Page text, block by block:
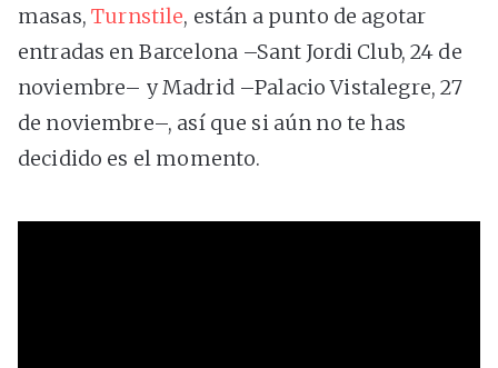
masas,Turnstile, están a punto de agotar
entradas en Barcelona –Sant Jordi Club, 24 de
noviembre– y Madrid –Palacio Vistalegre, 27
de noviembre–, así que si aún no te has
decidido es el momento.